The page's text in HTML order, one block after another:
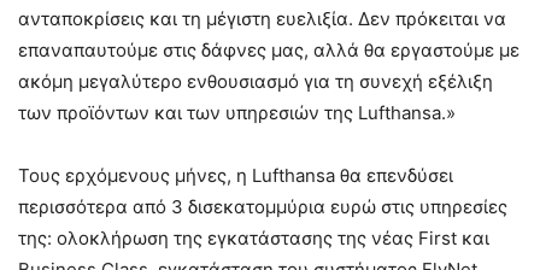
ανταποκρίσεις και τη μέγιστη ευελιξία. Δεν πρόκειται να
επαναπαυτούμε στις δάφνες μας, αλλά θα εργαστούμε με
ακόμη μεγαλύτερο ενθουσιασμό για τη συνεχή εξέλιξη
των προϊόντων και των υπηρεσιών της Lufthansa.»
Τους ερχόμενους μήνες, η Lufthansa θα επενδύσει
περισσότερα από 3 δισεκατομμύρια ευρώ στις υπηρεσίες
της: ολοκλήρωση της εγκατάστασης της νέας First και